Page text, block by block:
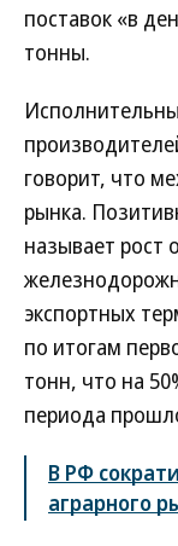
поставок «в
тонны.
говорит, что
рынка.
называет рост
экспортных
по итогам
тонн, что на
периода
В РФ
аграрного